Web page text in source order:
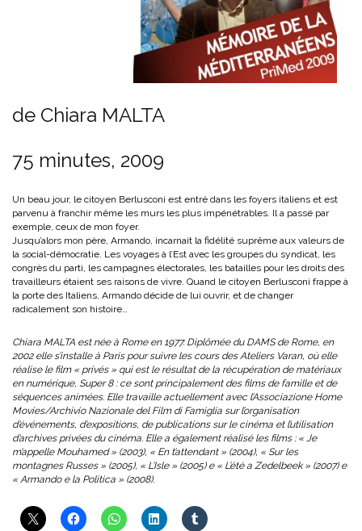
de Chiara MALTA
75 minutes, 2009
Un beau jour, le citoyen Berlusconi est entré dans les foyers italiens et est
parvenu à franchir même les murs les plus impénétrables. Il a passé par
exemple, ceux de mon foyer.
Jusqu’alors mon père, Armando, incarnait la fidélité suprême aux valeurs de
la social-démocratie. Les voyages à l’Est avec les groupes du syndicat, les
congrès du parti, les campagnes électorales, les batailles pour les droits des
travailleurs étaient ses raisons de vivre. Quand le citoyen Berlusconi frappe à
la porte des Italiens, Armando décide de lui ouvrir, et de changer
radicalement son histoire…
Chiara MALTA est née à Rome en 1977. Diplômée du DAMS de Rome, en
2002 elle s’installe à Paris pour suivre les cours des Ateliers Varan, où elle
réalise le film « privés » qui est le résultat de la récupération de matériaux
en numérique, Super 8 : ce sont principalement des films de famille et de
séquences animées. Elle travaille actuellement avec l’Associazione Home
Movies/Archivio Nazionale del Film di Famiglia sur l’organisation
d’événements, d’expositions, de publications sur le cinéma et l’utilisation
d’archives privées du cinéma. Elle a également réalisé les films : « Je
m’appelle Mouhamed » (2003), « En t’attendant » (2004), « Sur les
montagnes Russes » (2005), « L’Isle » (2005) e « L’été a Zedelbeek » (2007) e
« Armando e la Politica » (2008).